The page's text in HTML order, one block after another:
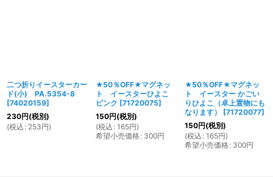
二つ折りイースターカー
ド(小) PA.5354-8
[74020159]
230円(税別)
(税込 : 253円)
★50％OFF★マグネッ
ト イースターひよこ
ピンク [71720075]
150円(税別)
(税込 : 165円)
希望小売価格: 300円
★50％OFF★マグネッ
ト イースター かごい
りひよこ（卓上置物にも
なります）
[71720077]
150円(税別)
(税込 : 165円)
希望小売価格: 300円